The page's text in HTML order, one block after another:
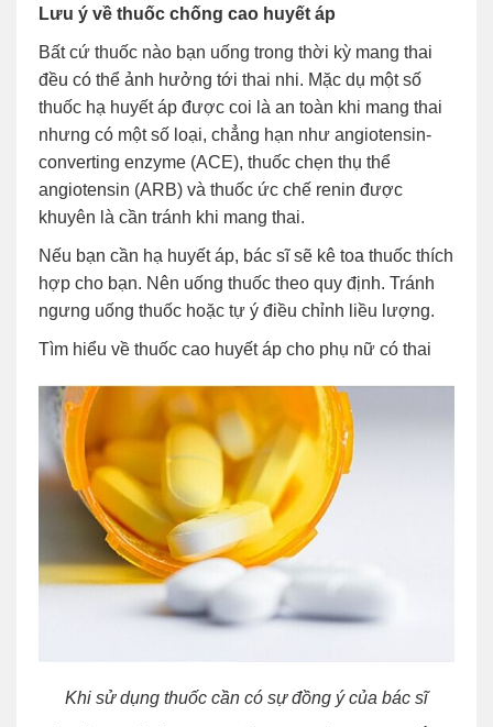
Lưu ý về thuốc chống cao huyết áp
Bất cứ thuốc nào bạn uống trong thời kỳ mang thai
đều có thể ảnh hưởng tới thai nhi. Mặc dụ một số
thuốc hạ huyết áp được coi là an toàn khi mang thai
nhưng có một số loại, chẳng hạn như angiotensin-
converting enzyme (ACE), thuốc chẹn thụ thể
angiotensin (ARB) và thuốc ức chế renin được
khuyên là cần tránh khi mang thai.
Nếu bạn cần hạ huyết áp, bác sĩ sẽ kê toa thuốc thích
hợp cho bạn. Nên uống thuốc theo quy định. Tránh
ngưng uống thuốc hoặc tự ý điều chỉnh liều lượng.
Tìm hiểu về thuốc cao huyết áp cho phụ nữ có thai
Khi sử dụng thuốc cần có sự đồng ý của bác sĩ